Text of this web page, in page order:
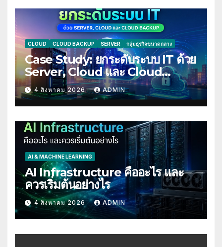
CLOUD CLOUD BACKUP SERVER กลุ่มธุรกิจขนาดกลาง
Case Study: ยกระดับระบบ IT ด้วย
Server, Cloud และ Cloud
Backup
4 สิงหาคม 2026 ADMIN
AI & MACHINE LEARNING
AI Infrastructure คืออะไร และ
ควรเริ่มต้นอย่างไร
4 สิงหาคม 2026 ADMIN